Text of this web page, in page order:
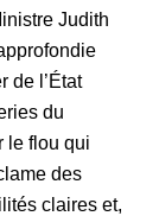
Judith
de l’État
du
le flou qui
des
claires et,